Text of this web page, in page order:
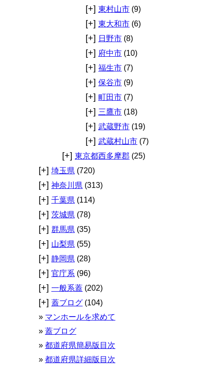
[+] 東村山市 (9)
[+] 東大和市 (6)
[+] 日野市 (8)
[+] 府中市 (10)
[+] 福生市 (7)
[+] 保谷市 (9)
[+] 町田市 (7)
[+] 三鷹市 (18)
[+] 武蔵野市 (19)
[+] 武蔵村山市 (7)
[+] 東京都西多摩郡 (25)
[+] 埼玉県 (720)
[+] 神奈川県 (313)
[+] 千葉県 (114)
[+] 茨城県 (78)
[+] 群馬県 (35)
[+] 山梨県 (55)
[+] 静岡県 (28)
[+] 官庁系 (96)
[+] 一般系蓋 (202)
[+] 蓋ブログ (104)
マンホールを求めて
蓋ブログ
都道府県簡易版目次
都道府県詳細版目次